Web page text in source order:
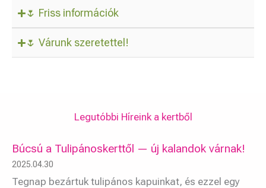
🌷 Friss információk
🌷 Várunk szeretettel!
Legutóbbi Híreink a kertből
Búcsú a Tulipánoskerttől — új kalandok várnak!
2025.04.30
Tegnap bezártuk tulipános kapuinkat, és ezzel egy